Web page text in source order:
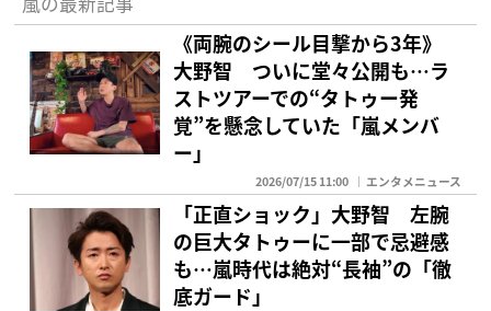
《両腕のシール目撃から3年》
大野智 ついに堂々公開も…ラ
ストツアーでの“タトゥー発
覚”を懸念していた「嵐メンバ
ー」
2026/07/15 11:00 エンタメニュース
「正直ショック」大野智 左腕
の巨大タトゥーに一部で忌避感
も…嵐時代は絶対“長袖”の「徹
底ガード」